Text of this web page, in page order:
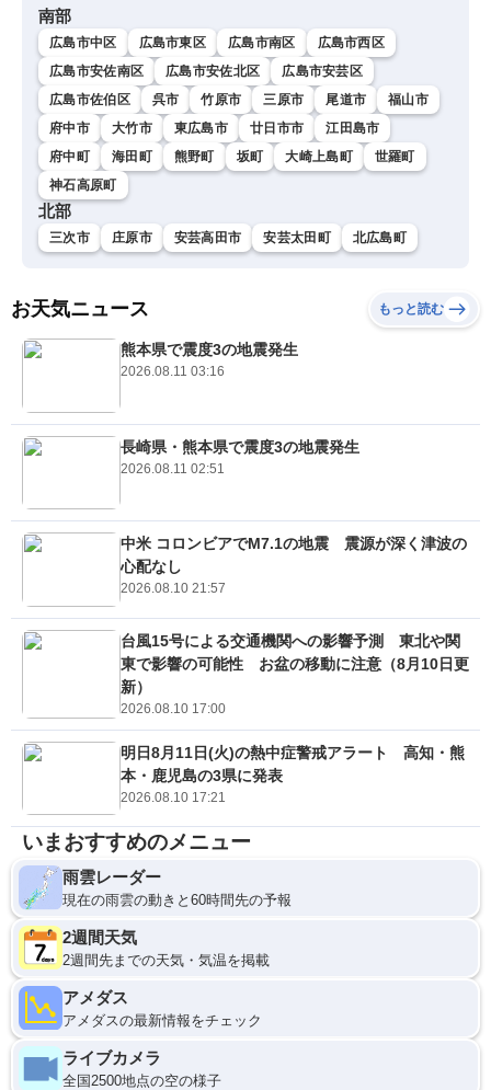
南部
広島市中区 広島市東区 広島市南区
広島市西区
広島市安佐南区
広島市安佐北区
広島市安芸区
広島市佐伯区
呉市 竹原市 三原市 尾道市
福山市
府中市
大竹市 東広島市 廿日市市
江田島市
府中町
海田町 熊野町 坂町 大崎上島町
世羅町
神石高原町
北部
三次市 庄原市 安芸高田市 安芸太田町 北広島町
お天気ニュース もっと読む
熊本県で震度3の地震発生
2026.08.11 03:16
長崎県・熊本県で震度3の地震発生
2026.08.11 02:51
中米 コロンビアでM7.1の地震 震源が深く津波の
心配なし
2026.08.10 21:57
台風15号による交通機関への影響予測 東北や関
東で影響の可能性 お盆の移動に注意（8月10日更
新）
2026.08.10 17:00
明日8月11日(火)の熱中症警戒アラート 高知・熊
本・鹿児島の3県に発表
2026.08.10 17:21
いまおすすめのメニュー
雨雲レーダー
現在の雨雲の動きと60時間先の予報
2週間天気
2週間先までの天気・気温を掲載
アメダス
アメダスの最新情報をチェック
ライブカメラ
全国2500地点の空の様子